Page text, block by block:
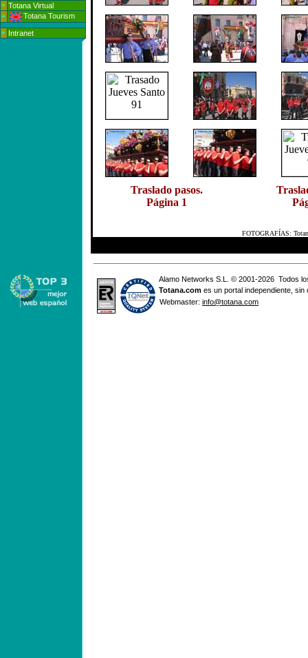
Totana Virtual
Totana Tourism
Intranet
Traslado pasos.
Página 1
FOTOGRAFÍAS:
Alamo Networks S.L. © 2001-2026 Todos
Totana.com es un portal independiente,
Webmaster: info@totana.com